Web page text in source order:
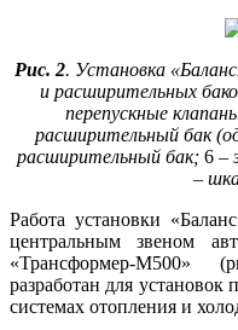
Рис. 2. Установка
и расширительных
перепускные
расширительный бак
расширительный бак; 6 –
–
Работа установки
центральным звеном
«Трансформер-М500»
разработан для установок
системах отопления и